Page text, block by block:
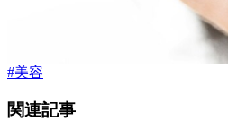
#美容
関連記事